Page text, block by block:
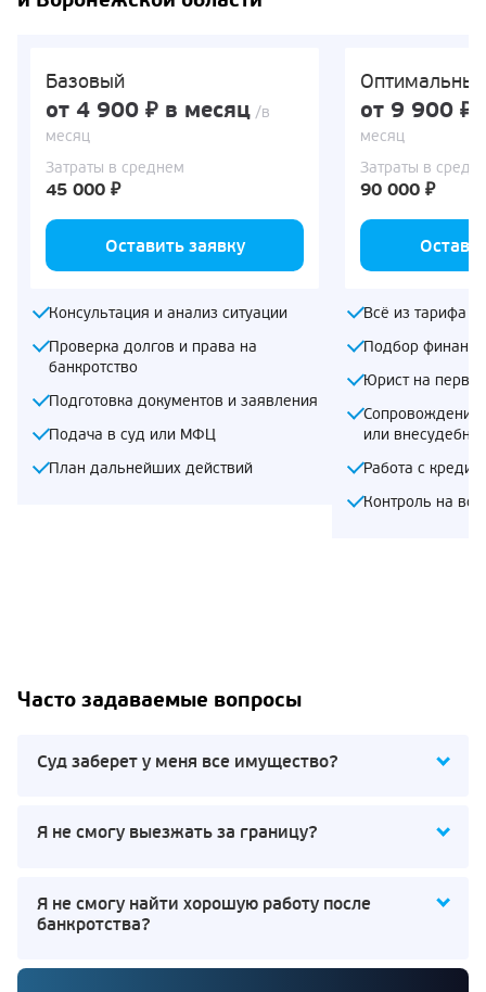
Базовый
от 4 900 ₽ в месяц /в
месяц
Затраты в среднем
45 000 ₽
Оставить заявку
Консультация и анализ ситуации
Проверка долгов и права на
банкротство
Подготовка документов и заявления
Подача в суд или МФЦ
План дальнейших действий
Оптимальный
от 9 900 ₽
месяц
Затраты в
90 000 ₽
Всё из тарифа
Подбор
Юрист на
Сопровождение
или
Работа с
Контроль на
Часто задаваемые вопросы
Суд заберет у меня все имущество?
Я не смогу выезжать за границу?
Я не смогу найти хорошую работу после
банкротства?